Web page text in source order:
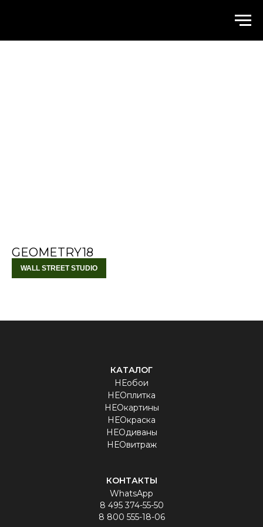
GEOMETRY18
WALL STREET STUDIO
КАТАЛОГ
НЕобои
НЕОплитка
НЕОкартины
НЕОкраска
НЕОдиваны
НЕОвитраж
КОНТАКТЫ
WhatsApp
8 495 374-55-50
8 800 555-18-06